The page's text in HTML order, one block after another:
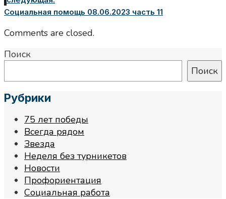
Социальная помощь 08.06.2023 часть 11
Comments are closed.
Поиск
Поиск
Рубрики
75 лет победы
Всегда рядом
Звезда
Неделя без турникетов
Новости
Профориентация
Социальная работа